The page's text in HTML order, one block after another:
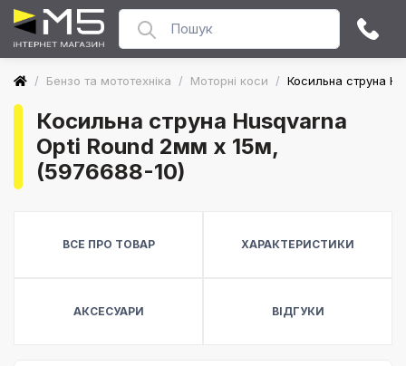
/ Бензо та мототехніка / Моторні коси / Косильна струна
Косильна струна Husqvarna
Opti Round 2мм x 15м,
(5976688-10)
ВСЕ ПРО ТОВАР ХАРАКТЕРИСТИКИ
АКСЕСУАРИ ВІДГУКИ